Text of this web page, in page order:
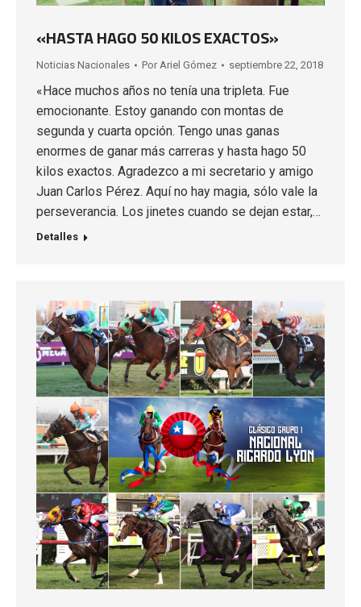
«HASTA HAGO 50 KILOS EXACTOS»
Noticias Nacionales Por Ariel Gómez septiembre 22, 2018
«Hace muchos años no tenía una tripleta. Fue
emocionante. Estoy ganando con montas de
segunda y cuarta opción. Tengo unas ganas
enormes de ganar más carreras y hasta hago 50
kilos exactos. Agradezco a mi secretario y amigo
Juan Carlos Pérez. Aquí no hay magia, sólo vale la
perseverancia. Los jinetes cuando se dejan estar,…
Detalles